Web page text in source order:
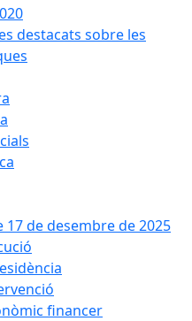
destacats sobre les
17 de desembre de 2025
financer